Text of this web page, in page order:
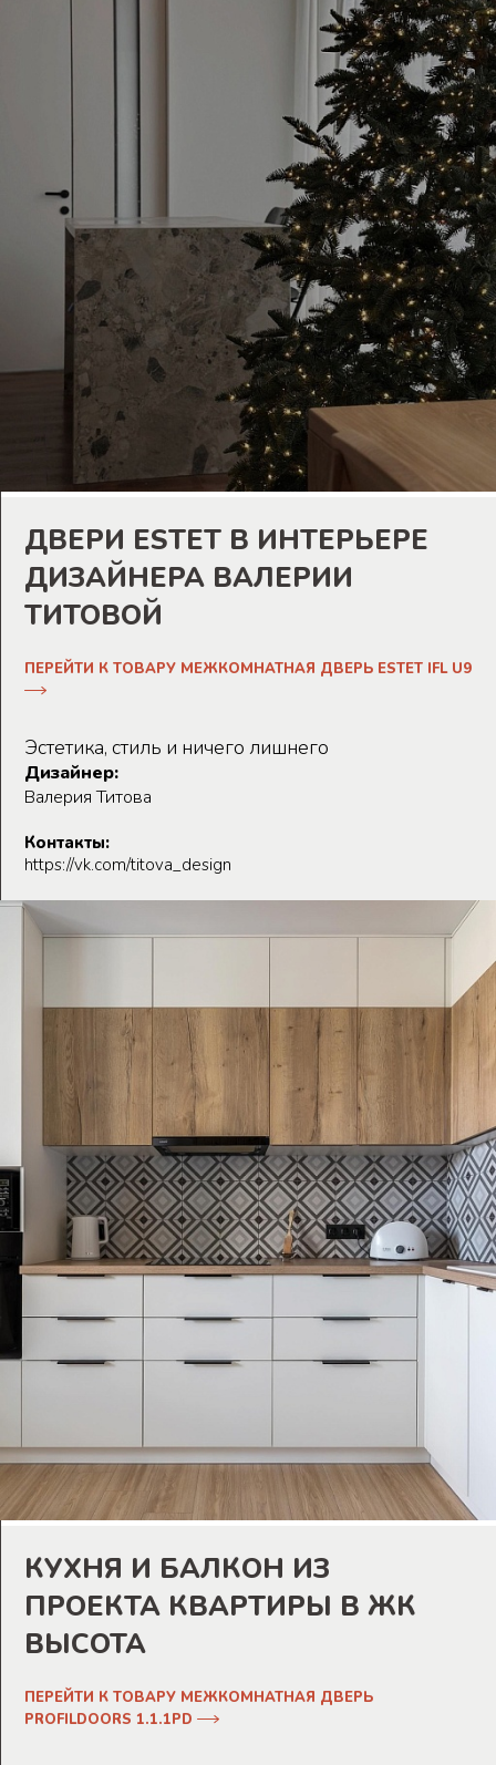
ДВЕРИ ESTET В ИНТЕРЬЕРЕ
ДИЗАЙНЕРА ВАЛЕРИИ
ТИТОВОЙ
ПЕРЕЙТИ К ТОВАРУ МЕЖКОМНАТНАЯ ДВЕРЬ ESTET IFL U9
Эстетика, стиль и ничего лишнего
Дизайнер:
Валерия Титова
Контакты:
https://vk.com/titova_design
КУХНЯ И БАЛКОН ИЗ
ПРОЕКТА КВАРТИРЫ В ЖК
ВЫСОТА
ПЕРЕЙТИ К ТОВАРУ МЕЖКОМНАТНАЯ ДВЕРЬ
PROFILDOORS 1.1.1PD